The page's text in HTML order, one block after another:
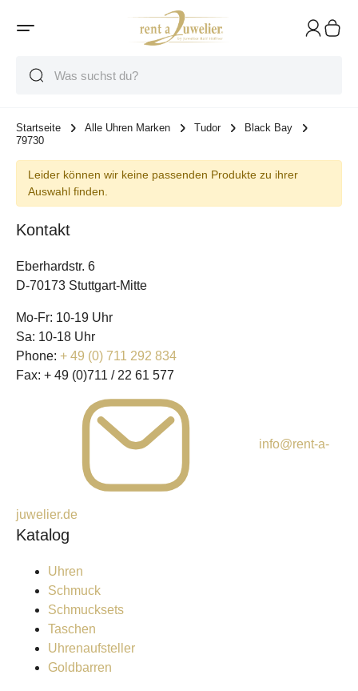
Startseite Alle Uhren Marken Tudor
Black Bay
79730
Leider können wir keine passenden Produkte zu ihrer
Auswahl finden.
Kontakt
Eberhardstr. 6
D-70173 Stuttgart-Mitte
Mo-Fr: 10-19 Uhr
Sa: 10-18 Uhr
Phone: + 49 (0) 711 292 834
Fax: + 49 (0)711 / 22 61 577
info@rent-a-
juwelier.de
Katalog
Uhren
Schmuck
Schmucksets
Taschen
Uhrenaufsteller
Goldbarren